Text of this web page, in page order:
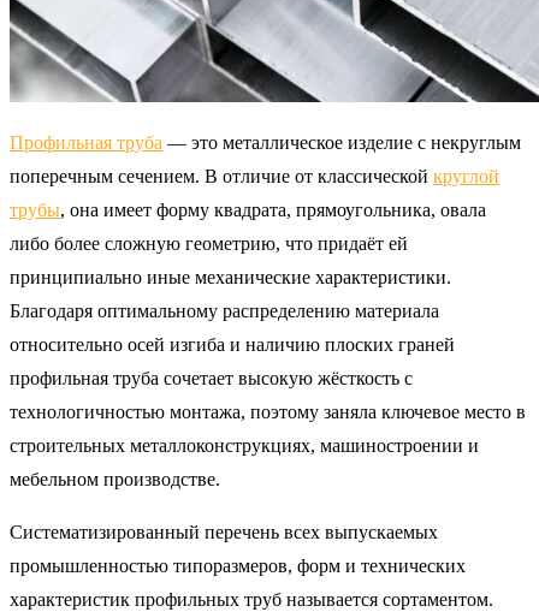
Профильная труба — это металлическое изделие с некруглым
поперечным сечением. В отличие от классической круглой
трубы, она имеет форму квадрата, прямоугольника, овала
либо более сложную геометрию, что придаёт ей
принципиально иные механические характеристики.
Благодаря оптимальному распределению материала
относительно осей изгиба и наличию плоских граней
профильная труба сочетает высокую жёсткость с
технологичностью монтажа, поэтому заняла ключевое место в
строительных металлоконструкциях, машиностроении и
мебельном производстве.
Систематизированный перечень всех выпускаемых
промышленностью типоразмеров, форм и технических
характеристик профильных труб называется сортаментом.